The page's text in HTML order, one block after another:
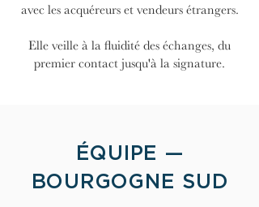
avec les acquéreurs et vendeurs étrangers.
Elle veille à la fluidité des échanges, du
premier contact jusqu'à la signature.
ÉQUIPE —
BOURGOGNE SUD